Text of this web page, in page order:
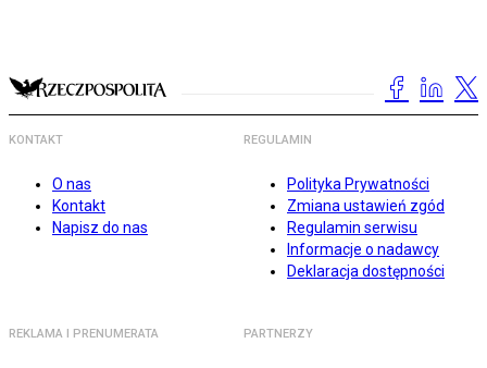
KONTAKT
O nas
Kontakt
Napisz do nas
REGULAMIN
Polityka Prywatności
Zmiana ustawień zgód
Regulamin serwisu
Informacje o nadawcy
Deklaracja dostępności
REKLAMA I PRENUMERATA PARTNERZY